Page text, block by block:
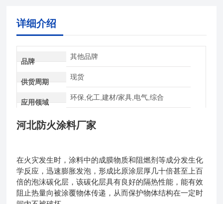
详细介绍
品牌
其他品牌
供货周期
现货
应用领域
环保,化工,建材/家具,电气,综合
河北防火涂料厂家
在火灾发生时，涂料中的成膜物质和阻燃剂等成分发生化
学反应，迅速膨胀发泡，形成比原涂层厚几十倍甚至上百
倍的泡沫碳化层，该碳化层具有良好的隔热性能，能有效
阻止热量向被涂覆物体传递，从而保护物体结构在一定时